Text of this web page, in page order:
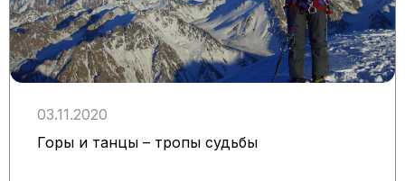
03.11.2020
Горы и танцы – тропы судьбы